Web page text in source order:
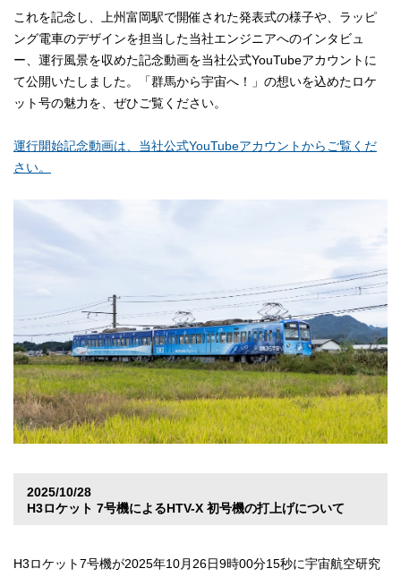
これを記念し、上州富岡駅で開催された発表式の様子や、ラッピ
ング電車のデザインを担当した当社エンジニアへのインタビュ
ー、運行風景を収めた記念動画を当社公式YouTubeアカウントに
て公開いたしました。「群馬から宇宙へ！」の想いを込めたロケ
ット号の魅力を、ぜひご覧ください。
運行開始記念動画は、当社公式YouTubeアカウントからご覧くだ
さい。
2025/10/28
H3ロケット 7号機によるHTV-X 初号機の打上げについて
H3ロケット7号機が2025年10月26日9時00分15秒に宇宙航空研究